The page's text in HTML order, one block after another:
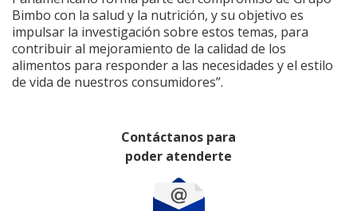
Bimbo con la salud y la nutrición, y su objetivo es
impulsar la investigación sobre estos temas, para
contribuir al mejoramiento de la calidad de los
alimentos para responder a las necesidades y el estilo
de vida de nuestros consumidores”.
Contáctanos para
poder atenderte